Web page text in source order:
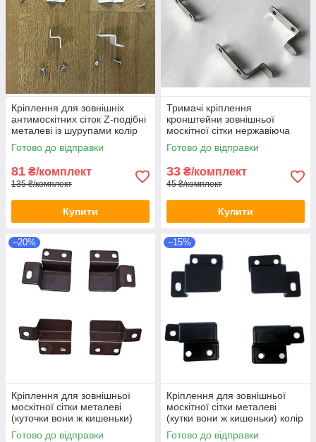
Кріплення для зовнішніх
антимоскітних сіток Z-подібні
металеві із шурупами колір
білий MZ
Готово до відправки
81 ₴/комплект
135 ₴/комплект
Купити
Тримачі кріплення
кронштейни зовнішньої
москітної сітки нержавіюча
сталь
Готово до відправки
33 ₴/комплект
45 ₴/комплект
Купити
–20%
Кріплення для зовнішньої
москітної сітки металеві
(куточки вони ж кишеньки)
коричневі
Готово до відправки
–15%
Кріплення для зовнішньої
москітної сітки металеві
(кутки вони ж кишеньки) колір
антрацит
Готово до відправки